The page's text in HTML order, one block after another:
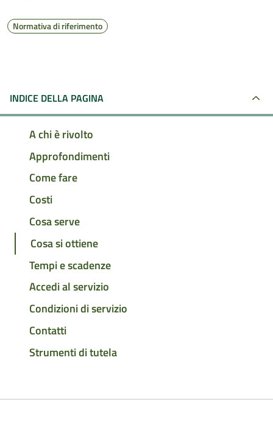
Normativa di riferimento
INDICE DELLA PAGINA
A chi è rivolto
Approfondimenti
Come fare
Costi
Cosa serve
Cosa si ottiene
Tempi e scadenze
Accedi al servizio
Condizioni di servizio
Contatti
Strumenti di tutela